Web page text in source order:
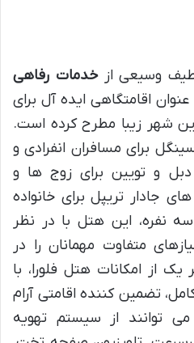
طیف وسیعی ازخدمات رفاهی
عنوان اقامتگاهی ایده آل برای
شهر زیبا مطرح کرده است.
برای مسافران انفرادی و
دبل و تویین برای زوج ها و
جادار تریپل برای خانواده
نفره، این هتل با در نظر
متفاوت مهمانان را در
از امکانات هتل فلورا، با
تضمین کننده اقامتی آرام
توانند از سیستم تهویه